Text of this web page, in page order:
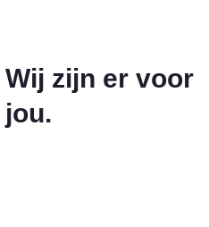
Wij zijn er voor
jou.